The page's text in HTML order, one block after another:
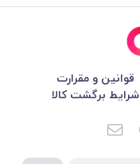
قوانین و مقرارت
شرایط برگشت کالا